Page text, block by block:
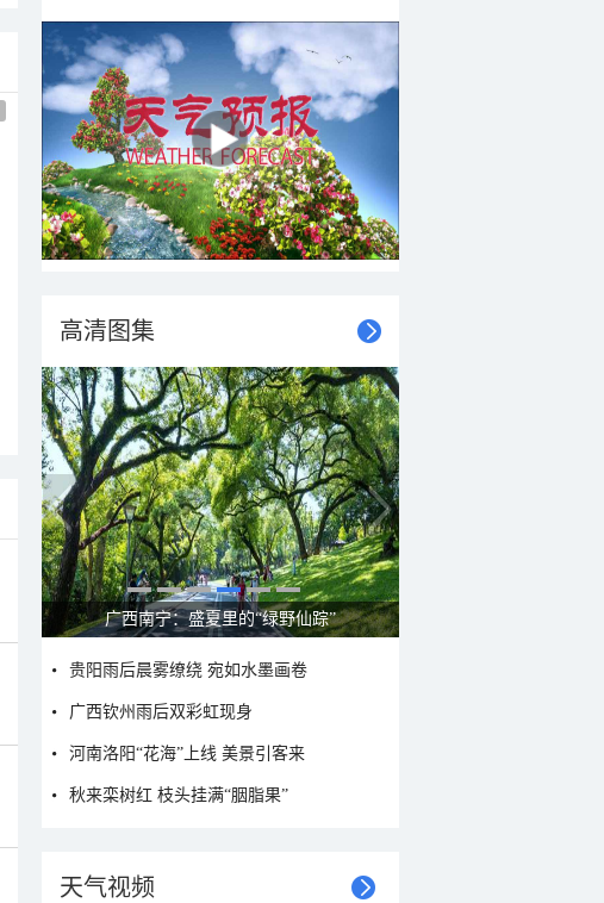
高清图集
广西南宁：盛夏里的“绿野仙踪”
贵阳雨后晨雾缭绕 宛如水墨画卷
广西钦州雨后双彩虹现身
河南洛阳“花海”上线 美景引客来
秋来栾树红 枝头挂满“胭脂果”
天气视频